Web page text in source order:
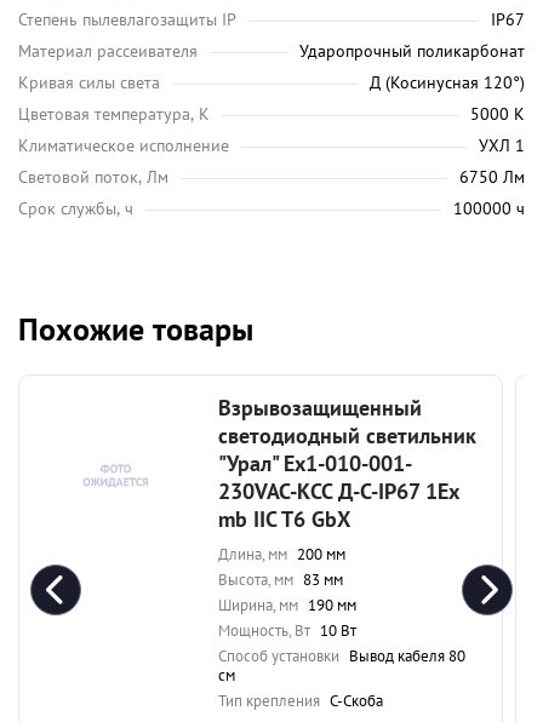
Степень пылевлагозащиты IP
IP67
Материал рассеивателя
Ударопрочный поликарбонат
Кривая силы света
Д (Косинусная 120°)
Цветовая температура, K
5000 K
Климатическое исполнение
УХЛ 1
Световой поток, Лм
6750 Лм
Срок службы, ч
100000 ч
Похожие товары
Взрывозащищенный
светодиодный светильник
"Урал" Ex1-010-001-
230VAC-КСС Д-С-IP67 1Ex
mb IIC T6 GbX
Длина, мм 200 мм
Высота, мм 83 мм
Ширина, мм 190 мм
Мощность, Вт 10 Вт
Способ установки Вывод кабеля 80
см
Тип крепления С-Скоба